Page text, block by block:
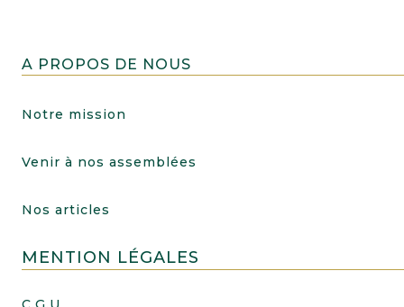
A PROPOS DE NOUS
Notre mission
Venir à nos assemblées
Nos articles
MENTION LÉGALES